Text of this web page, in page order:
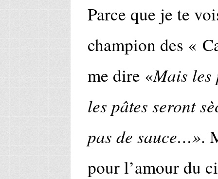
Parce que je te
champion des «
me dire «Mais
les pâtes seront
pas de sauce…».
pour l’amour du